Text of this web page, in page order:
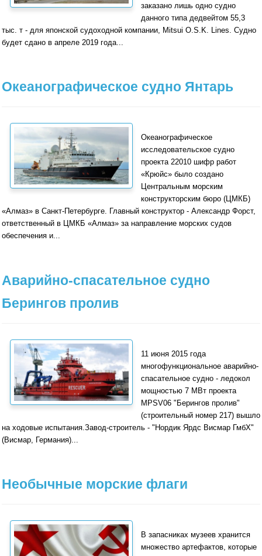
заказано лишь одно судно
данного типа дедвейтом 55,3
тыс. т - для японской судоходной компании, Mitsui O.S.K. Lines. Судно
будет сдано в апреле 2019 года...
Океанографическое судно Янтарь
Океанографическое
исследовательское судно
проекта 22010 шифр работ
«Крюйс» было создано
Центральным морским
конструкторским бюро (ЦМКБ)
«Алмаз» в Санкт-Петербурге. Главный конструктор - Александр Форст,
ответственный в ЦМКБ «Алмаз» за направление морских судов
обеспечения и...
Аварийно-спасательное судно
Берингов пролив
11 июня 2015 года
многофункциональное аварийно-
спасательное судно - ледокол
мощностью 7 МВт проекта
MPSV06 "Берингов пролив"
(строительный номер 217) вышло
на ходовые испытания.Завод-строитель - "Нордик Ярдс Висмар ГмбХ"
(Висмар, Германия)...
Необычные морские флаги
В запасниках музеев хранится
множество артефактов, которые